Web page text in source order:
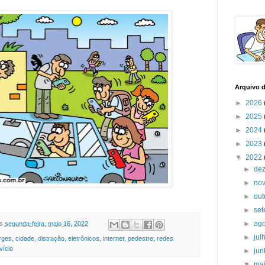
segunda-feira, maio 16, 2022
cidade, distração, eletrônicos internet, pedestre, redes
Arquivo
► 2026
► 2025
► 2024
► 2023
▼ 2022
►
►
►
►
►
►
►